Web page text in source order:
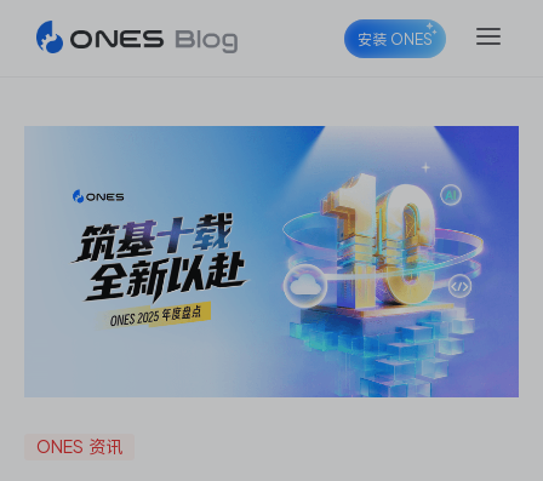
ONES Project
ONES Wiki
ONES Desk
安装 ONES
ONES 资讯